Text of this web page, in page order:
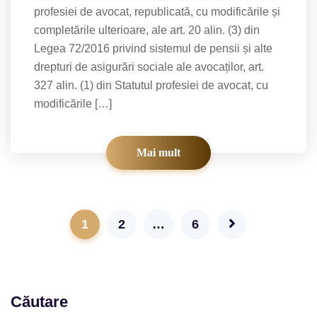
profesiei de avocat, republicată, cu modificările și
completările ulterioare, ale art. 20 alin. (3) din
Legea 72/2016 privind sistemul de pensii și alte
drepturi de asigurări sociale ale avocaților, art.
327 alin. (1) din Statutul profesiei de avocat, cu
modificările […]
Mai mult
1 2 … 6
Căutare